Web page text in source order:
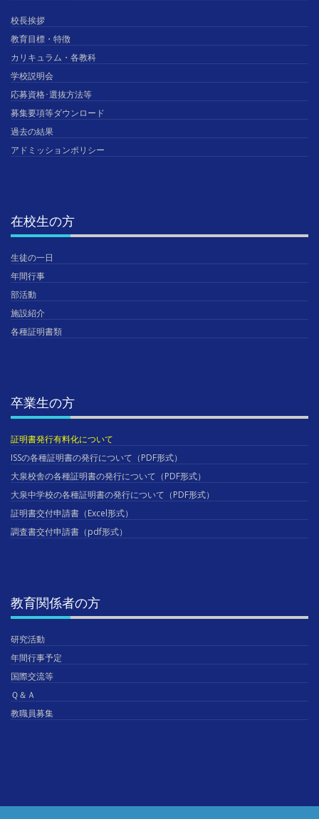
校長挨拶
教育目標・特徴
カリキュラム・各教科
学校説明会
応募資格･選抜方法等
募集要項等ダウンロード
過去の結果
アドミッションポリシー
在校生の方
生徒の一日
年間行事
部活動
施設紹介
各種証明書類
卒業生の方
証明書発行有料化について
ISSの各種証明書の発行について（PDF形式）
大泉校舎の各種証明書の発行について（PDF形式）
大泉中学校の各種証明書の発行について（PDF形式）
証明書交付申請書（Excel形式）
調査書交付申請書（pdf形式）
教育関係者の方
研究活動
年間行事予定
国際交流等
Ｑ＆Ａ
教職員募集